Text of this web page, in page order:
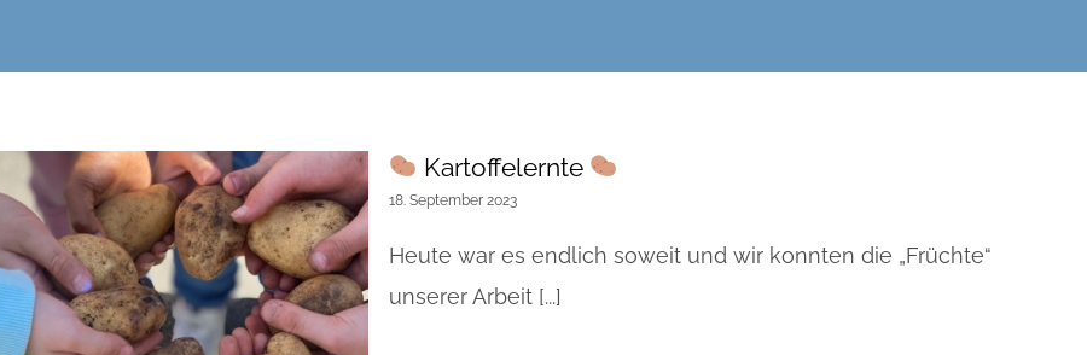
Kartoffelernte
18. September 2023
Heute war es endlich soweit und wir konnten die „Früchte“
unserer Arbeit [...]